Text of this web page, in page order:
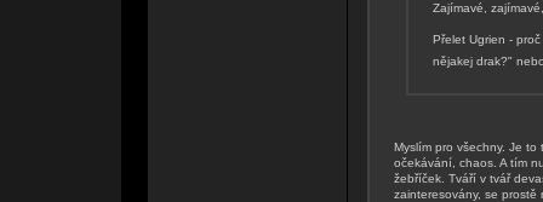
Zajímavé,
Přelet Ugrien -
nějakej drak?"
Myslím pro všechny. Je
očekávání, chaos. A tím
žebříček. Tváří v tvář
zainteresovány, se